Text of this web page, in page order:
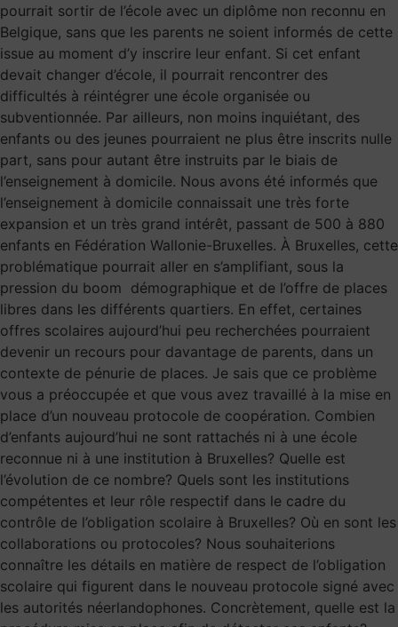
pourrait sortir de l’école avec un diplôme non reconnu en
Belgique, sans que les parents ne soient informés de cette
issue au moment d’y inscrire leur enfant. Si cet enfant
devait changer d’école, il pourrait rencontrer des
difficultés à réintégrer une école organisée ou
subventionnée. Par ailleurs, non moins inquiétant, des
enfants ou des jeunes pourraient ne plus être inscrits nulle
part, sans pour autant être instruits par le biais de
l’enseignement à domicile. Nous avons été informés que
l’enseignement à domicile connaissait une très forte
expansion et un très grand intérêt, passant de 500 à 880
enfants en Fédération Wallonie-Bruxelles. À Bruxelles, cette
problématique pourrait aller en s’amplifiant, sous la
pression du boom démographique et de l’offre de places
libres dans les différents quartiers. En effet, certaines
offres scolaires aujourd’hui peu recherchées pourraient
devenir un recours pour davantage de parents, dans un
contexte de pénurie de places. Je sais que ce problème
vous a préoccupée et que vous avez travaillé à la mise en
place d’un nouveau protocole de coopération. Combien
d’enfants aujourd’hui ne sont rattachés ni à une école
reconnue ni à une institution à Bruxelles? Quelle est
l’évolution de ce nombre? Quels sont les institutions
compétentes et leur rôle respectif dans le cadre du
contrôle de l’obligation scolaire à Bruxelles? Où en sont les
collaborations ou protocoles? Nous souhaiterions
connaître les détails en matière de respect de l’obligation
scolaire qui figurent dans le nouveau protocole signé avec
les autorités néerlandophones. Concrètement, quelle est la